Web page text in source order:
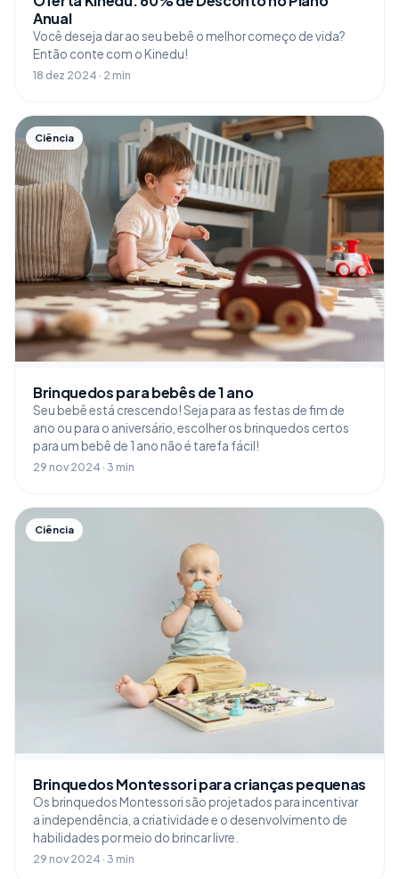
Anual
Você deseja dar ao seu bebê o melhor começo de vida?
Então conte com o Kinedu!
18 dez 2024 · 2 min
Ciência
Brinquedos para bebês de 1 ano
Seu bebê está crescendo! Seja para as festas de fim de
ano ou para o aniversário, escolher os brinquedos certos
para um bebê de 1 ano não é tarefa fácil!
29 nov 2024 · 3 min
Ciência
Brinquedos Montessori para crianças pequenas
Os brinquedos Montessori são projetados para incentivar
a independência, a criatividade e o desenvolvimento de
habilidades por meio do brincar livre.
29 nov 2024 · 3 min